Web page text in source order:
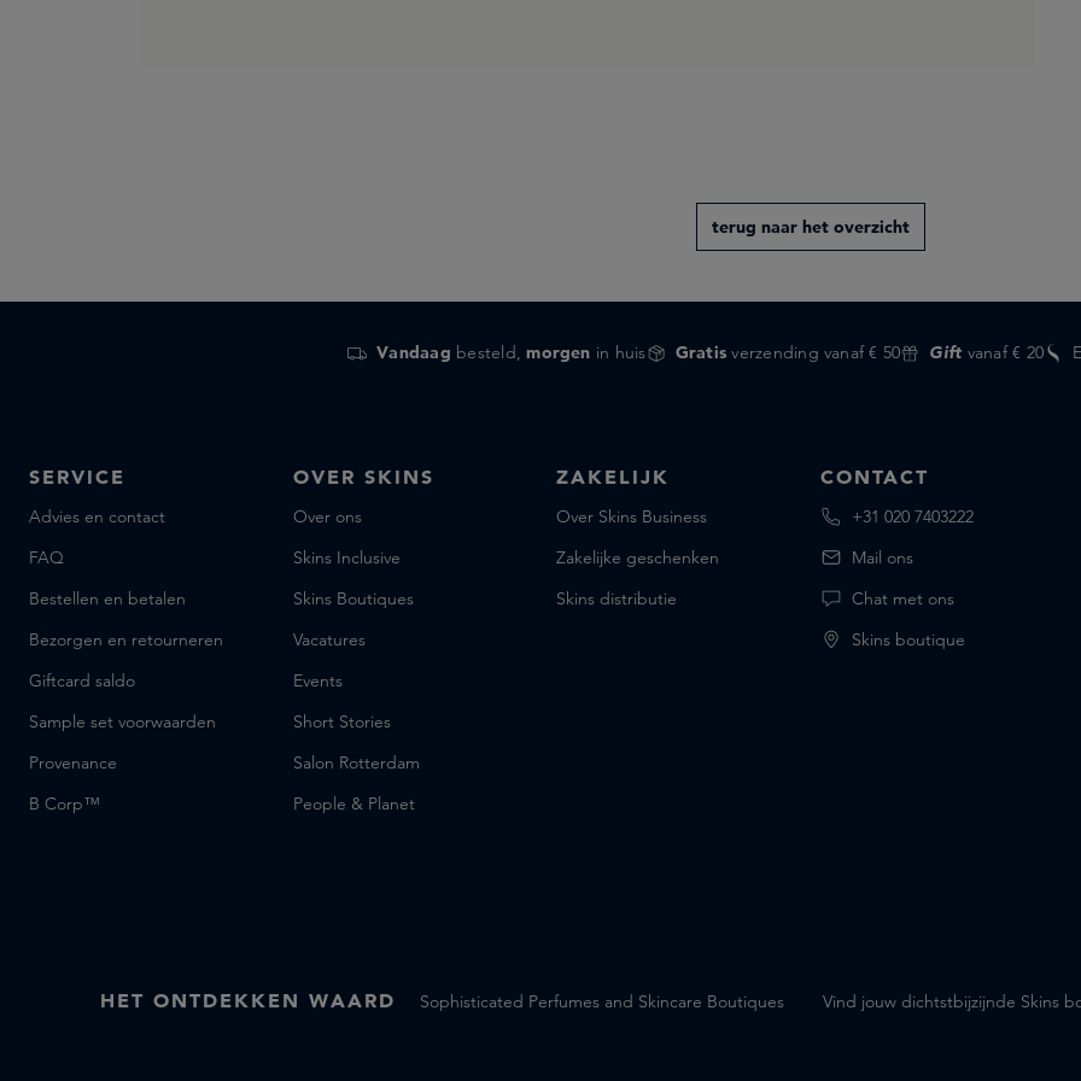
terug naar het overzicht
Vandaag besteld,morgen in huis Gratis verzending vanaf € 50 Giftvanaf € 20
SERVICE
Advies en contact
FAQ
Bestellen en betalen
Bezorgen en retourneren
Giftcard saldo
Sample set voorwaarden
Provenance
B Corp™
OVER SKINS
Over ons
Skins Inclusive
Skins Boutiques
Vacatures
Events
Short Stories
Salon Rotterdam
People & Planet
ZAKELIJK
Over Skins Business
Zakelijke geschenken
Skins distributie
CONTACT
+31 020 7403222
Mail ons
Chat met ons
Skins boutique
HET ONTDEKKEN WAARD Sophisticated Perfumes and Skincare Boutiques Vind jouw dichtstbijzijnde Skins